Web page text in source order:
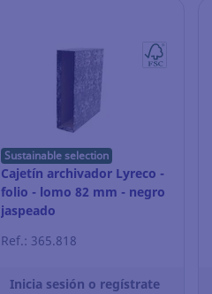
Sustainable selection
Cajetín archivador Lyreco -
folio - lomo 82 mm - negro
jaspeado
Ref.: 365.818
Inicia sesión o regístrate